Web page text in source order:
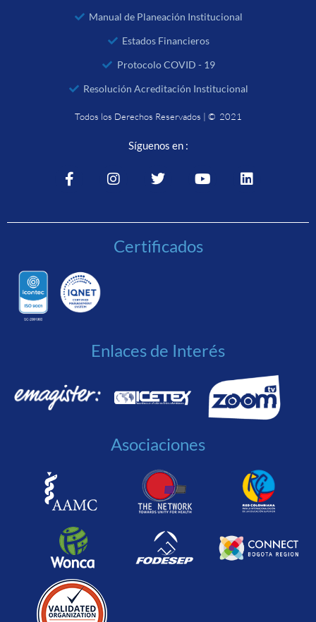
Manual de Planeación Institucional
Estados Financieros
Protocolo COVID - 19
Resolución Acreditación Institucional
Todos los Derechos Reservados | © 2021
Síguenos en :
Certificados
Enlaces de Interés
Asociaciones